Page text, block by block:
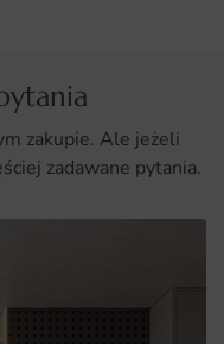
zakupie. Ale jeżeli
zadawane pytania.